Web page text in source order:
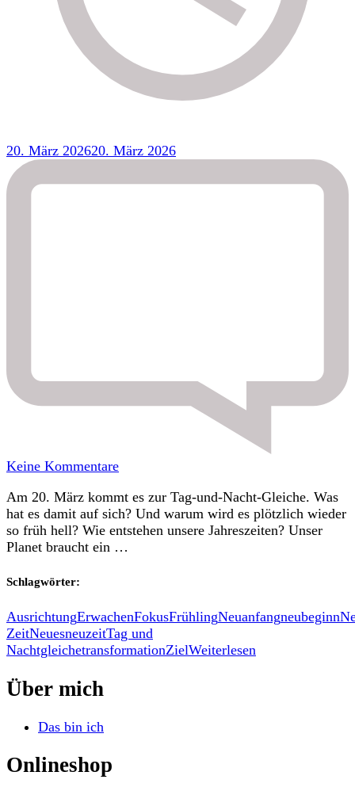
20. März 202620. März 2026
Keine Kommentarezu
und
Nachtgleiche
20.03.2026
Am 20. März kommt es zur Tag-und-Nacht-Gleiche. Was
hat es damit auf sich? Und warum wird es plötzlich wieder
so früh hell? Wie entstehen unsere Jahreszeiten? Unser
Planet braucht ein …
Schlagwörter:
AusrichtungErwachenFokusFrühlingNeuanfangneubeginn
ZeitNeuesneuzeitTag und
NachtgleichetransformationZielWeiterlesen
Über mich
Das bin ich
Onlineshop